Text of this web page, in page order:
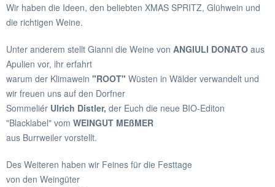
Wir haben die Ideen, den beliebten XMAS SPRITZ, Glühwein und
die richtigen Weine.
Unter anderem stellt Gianni die Weine von ANGIULI DONATO aus
Apulien vor, ihr erfahrt
warum der Klimawein "ROOT" Wüsten in Wälder verwandelt und
wir freuen uns auf den Dorfner
Sommeliér Ulrich Distler, der Euch die neue BIO-Editon
"Blacklabel" vom WEINGUT MEßMER
aus Burrweiler vorstellt.
Des Weiteren haben wir Feines für die Festtage
von den Weingüter